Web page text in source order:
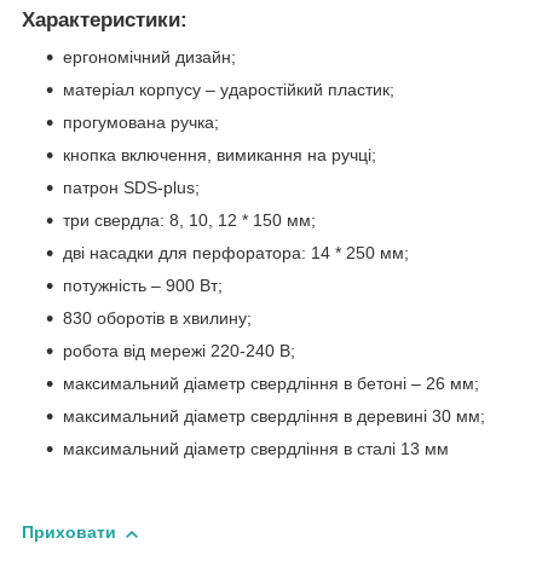
Характеристики:
ергономічний дизайн;
матеріал корпусу – ударостійкий пластик;
прогумована ручка;
кнопка включення, вимикання на ручці;
патрон SDS-plus;
три свердла: 8, 10, 12 * 150 мм;
дві насадки для перфоратора: 14 * 250 мм;
потужність – 900 Вт;
830 оборотів в хвилину;
робота від мережі 220-240 В;
максимальний діаметр свердління в бетоні – 26 мм;
максимальний діаметр свердління в деревині 30 мм;
максимальний діаметр свердління в сталі 13 мм
Приховати